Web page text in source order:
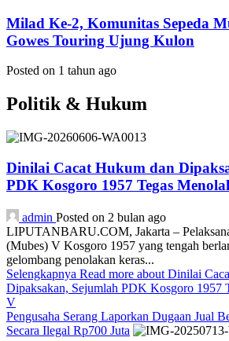
Milad Ke-2, Komunitas Sepeda
Gowes Touring Ujung Kulon
Posted on 1 tahun ago
Politik & Hukum
Dinilai Cacat Hukum dan
PDK Kosgoro 1957 Tegas
admin Posted on 2 bulan ago
LIPUTANBARU.COM, Jakarta –
(Mubes) V Kosgoro 1957 yang tengah
gelombang penolakan keras...
Selengkapnya Read more about Dinilai
Dipaksakan, Sejumlah PDK Kosgoro 1957
V
Pengusaha Serang Laporkan Dugaan Jual
Secara Ilegal Rp700 Juta